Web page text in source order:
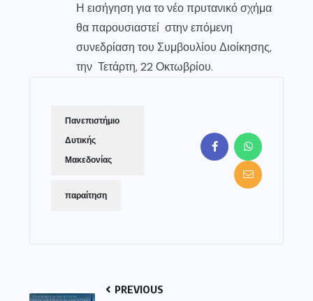
Η εισήγηση για το νέο πρυτανικό σχήμα
θα παρουσιαστεί στην επόμενη
συνεδρίαση του Συμβουλίου Διοίκησης,
την Τετάρτη, 22 Οκτωβρίου.
Πανεπιστήμιο
Δυτικής
Μακεδονίας
παραίτηση
PREVIOUS